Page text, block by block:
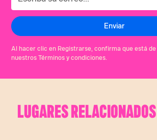
Al hacer clic en Registrarse, confirma que está
nuestros Términos y condiciones.
LUGARES RELACIONADOS